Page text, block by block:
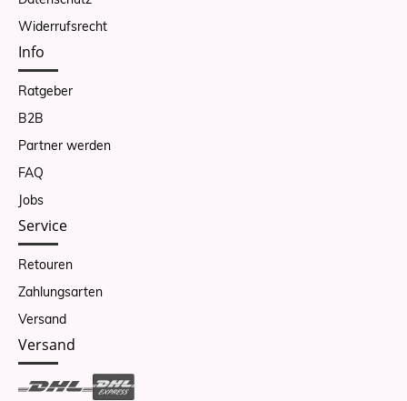
Widerrufsrecht
Info
Ratgeber
B2B
Partner werden
FAQ
Jobs
Service
Retouren
Zahlungsarten
Versand
Versand